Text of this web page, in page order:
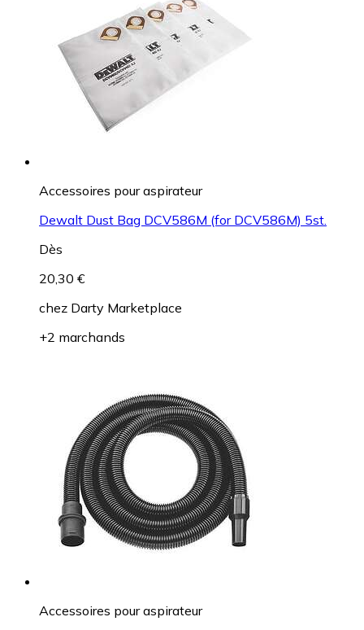
Accessoires pour aspirateur
Dewalt Dust Bag DCV586M (for DCV586M) 5st.
Dès
20,30 €
chez Darty Marketplace
+2 marchands
Accessoires pour aspirateur